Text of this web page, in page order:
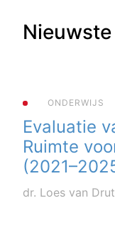
ONDERWIJS
Evaluatie
Ruimte
dr. Loes van